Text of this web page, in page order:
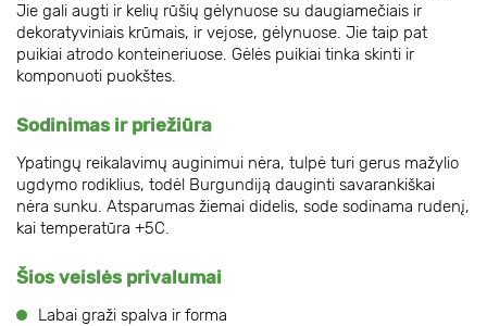
Jie gali augti ir kelių rūšių gėlynuose su daugiamečiais ir
dekoratyviniais krūmais, ir vejose, gėlynuose. Jie taip pat
puikiai atrodo konteineriuose. Gėlės puikiai tinka skinti ir
komponuoti puokštes.
Sodinimas ir priežiūra
Ypatingų reikalavimų auginimui nėra, tulpė turi gerus mažylio
ugdymo rodiklius, todėl Burgundiją dauginti savarankiškai
nėra sunku. Atsparumas žiemai didelis, sode sodinama rudenį,
kai temperatūra +5C.
Šios veislės privalumai
Labai graži spalva ir forma